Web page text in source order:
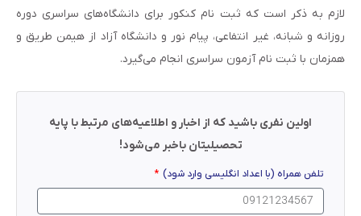
لازم به ذکر است که ثبت نام کنکور برای دانشگاه‌های سراسری دوره
روزانه و شبانه، غیر انتفاعی، پیام نور و دانشگاه آزاد از هیمن طریق و
همزمان با ثبت نام آزمون سراسری انجام می‌گیرد.
اولین نفری باشید که از اخبار و اطلاعیه‌های مرتبط با پایه
تحصیلیتان باخبر می‌شود!
تلفن همراه (با اعداد انگلیسی وارد شود)